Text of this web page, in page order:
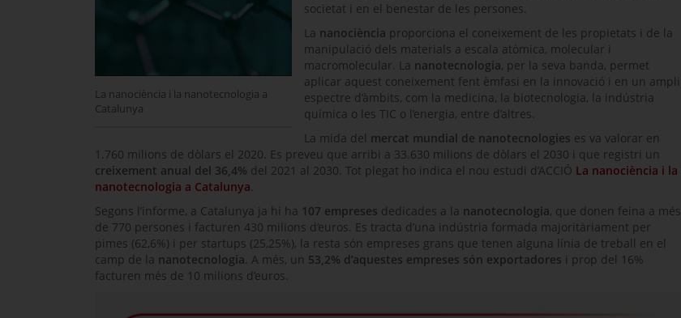
La nanociència i la nanotecnologia a
Catalunya
societat i en el benestar de les persones.
La nanociència proporciona el coneixement de les propietats i de la
manipulació dels materials a escala atòmica, molecular i
macromolecular. La nanotecnologia, per la seva banda, permet
aplicar aquest coneixement fent èmfasi en la innovació i en un ampli
espectre d’àmbits, com la medicina, la biotecnologia, la indústria
química o les TIC o l’energia, entre d’altres.
La mida del mercat mundial de nanotecnologies es va valorar en
1.760 milions de dòlars el 2020. Es preveu que arribi a 33.630 milions de dòlars el 2030 i que registri un
creixement anual del 36,4% del 2021 al 2030. Tot plegat ho indica el nou estudi d’ACCIÓ La nanociència i la
nanotecnologia a Catalunya
Segons l’informe, a Catalunya ja hi ha 107 empreses dedicades a la nanotecnologia, que donen feina a més
de 770 persones i facturen 430 milions d’euros. Es tracta d’una indústria formada majoritàriament per
pimes (62,6%) i per startups (25,25%), la resta són empreses grans que tenen alguna línia de treball en el
camp de la nanotecnologia . A més, un 53,2% d’aquestes empreses són exportadores i prop del 16%
facturen més de 10 milions d’euros.